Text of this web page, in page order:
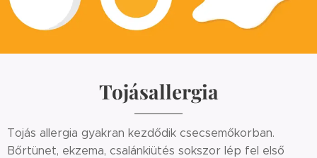
Tojásallergia
Tojás allergia gyakran kezdődik csecsemőkorban.
Bőrtünet, ekzema, csalánkiütés sokszor lép fel első